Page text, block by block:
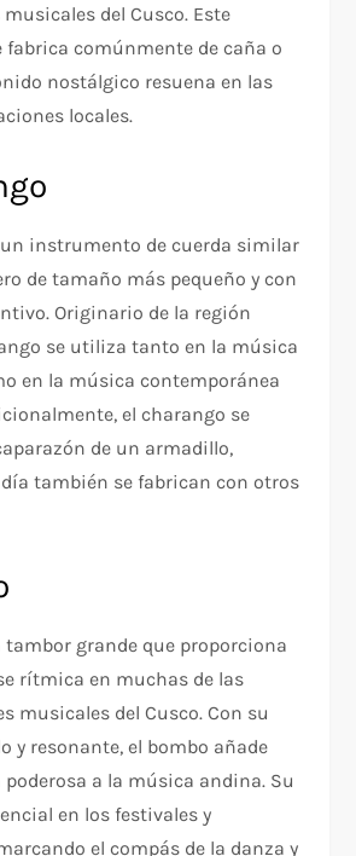
del Cusco. Este
comúnmente de caña o
nostálgico resuena en las
locales.
un instrumento de cuerda similar
de tamaño más pequeño y con
Originario de la región
se utiliza tanto en la música
en la música contemporánea
el charango se
de un armadillo,
también se fabrican con otros
tambor grande que proporciona
rítmica en muchas de las
musicales del Cusco. Con su
y resonante, el bombo añade
a la música andina. Su
en los festivales y
el compás de la danza y